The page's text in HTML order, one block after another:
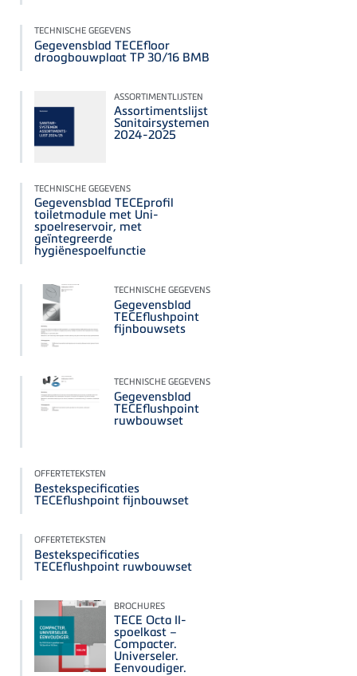
TECHNISCHE GEGEVENS
Gegevensblad TECEfloor
droogbouwplaat TP 30/16 BMB
ASSORTIMENTLIJSTEN
Assortimentslijst
Sanitairsystemen
2024-2025
TECHNISCHE GEGEVENS
Gegevensblad TECEprofil
toiletmodule met Uni-
spoelreservoir, met
geïntegreerde
hygiënespoelfunctie
TECHNISCHE GEGEVENS
Gegevensblad
TECEflushpoint
fijnbouwsets
TECHNISCHE GEGEVENS
Gegevensblad
TECEflushpoint
ruwbouwset
OFFERTETEKSTEN
Bestekspecificaties
TECEflushpoint fijnbouwset
OFFERTETEKSTEN
Bestekspecificaties
TECEflushpoint ruwbouwset
BROCHURES
TECE Octa II-
spoelkast –
Compacter.
Universeler.
Eenvoudiger.